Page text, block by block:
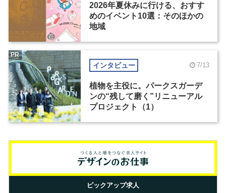
2026年夏休みに行ける、おすす
めのイベント10選：そのほかの
地域
インタビュー 7/13
植物を主役に。パークスガーデ
ンの“残して磨く”リニューアル
プロジェクト（1）
PR
ピックアップ求人